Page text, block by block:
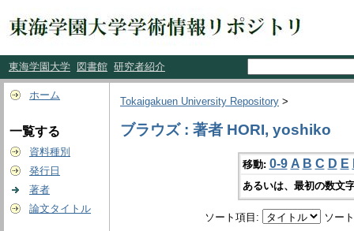
東海学園大学 図書館 研究者紹介
ホーム
一覧する
資料種別
発行日
著者
論文タイトル
Tokaigakuen University Repository >
ブラウズ : 著者 HORI, yoshiko
移動: 0-9 A B C D E
あるいは、最初の数文
ソート項目: ソー